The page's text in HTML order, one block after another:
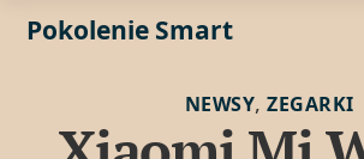
Pokolenie Smart
NEWSY, ZEGARKI